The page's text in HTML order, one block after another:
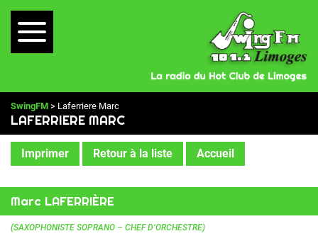
SwingFM > Laferriere Marc
LAFERRIERE MARC
Imprimer Retour à la liste Accueil
Marc LAFERRIÈRE
(SAXOPHONISTE SOPRANO – CHEF D‘ORCHESTRE)